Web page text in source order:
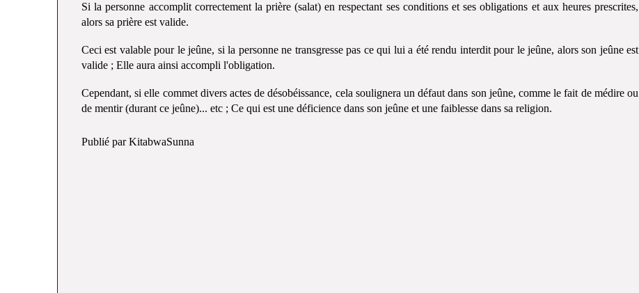
Si la personne accomplit correctement la prière (salat) en respectant ses conditions et ses obligations et aux heures prescrites,
alors sa prière est valide.
Ceci est valable pour le jeûne, si la personne ne transgresse pas ce qui lui a été rendu interdit pour le jeûne, alors son jeûne est
valide ; Elle aura ainsi accompli l'obligation.
Cependant, si elle commet divers actes de désobéissance, cela soulignera un défaut dans son jeûne, comme le fait de médire ou
de mentir (durant ce jeûne)... etc ; Ce qui est une déficience dans son jeûne et une faiblesse dans sa religion.
Publié par KitabwaSunna